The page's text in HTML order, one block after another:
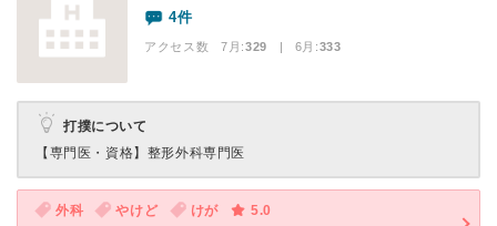
4件
アクセス数 7月:329 | 6月:333
打撲について
【専門医・資格】 整形外科専門医
外科 やけど けが
5.0